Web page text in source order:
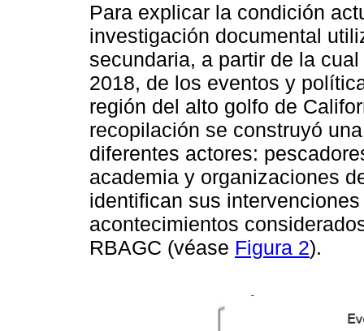
Para explicar la condición
investigación documental
secundaria, a partir de la
2018, de los eventos y
región del alto golfo de
recopilación se construyó
diferentes actores:
academia y organizaciones
identifican sus
acontecimientos
RBAGC (véase Figura 2).